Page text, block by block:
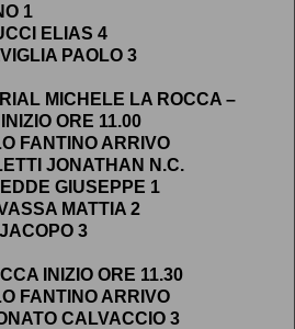
1
ELIAS 4
PAOLO 3
MICHELE LA ROCCA –
ORE 11.00
FANTINO ARRIVO
JONATHAN N.C.
GIUSEPPE 1
MATTIA 2
3
INIZIO ORE 11.30
FANTINO ARRIVO
CALVACCIO 3